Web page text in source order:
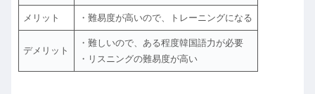
メリット ・難易度が高いので、トレーニングになる
デメリット
・難しいので、ある程度韓国語力が必要
・リスニングの難易度が高い